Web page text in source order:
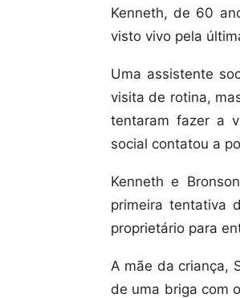
Kenneth, de 60
visto vivo pela
Uma assistente
visita de rotina,
tentaram fazer a
social contatou a
Kenneth e
primeira tentativa
proprietário para
A mãe da criança,
de uma briga com